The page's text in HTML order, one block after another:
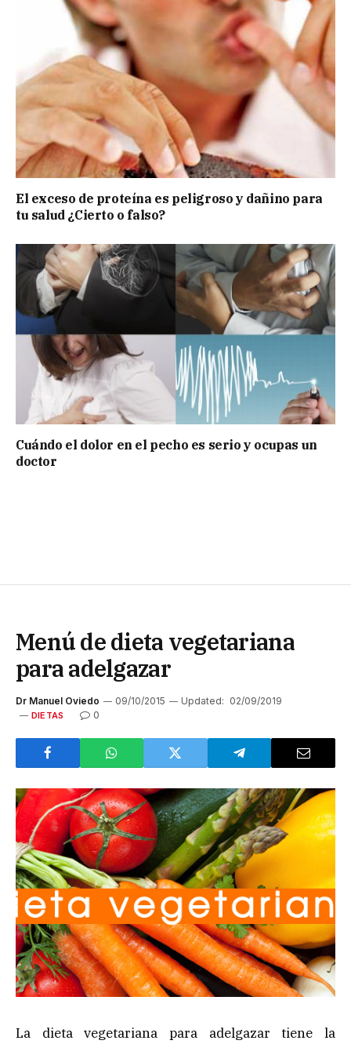
El exceso de proteína es peligroso y dañino para
tu salud ¿Cierto o falso?
Cuándo el dolor en el pecho es serio y ocupas un
doctor
Menú de dieta vegetariana
para adelgazar
Dr Manuel Oviedo 09/10/2015 Updated: 02/09/2019
DIETAS 0
La dieta vegetariana para adelgazar tiene la